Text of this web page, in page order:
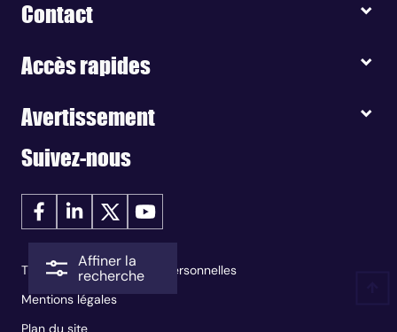
Affiner la
recherche
Contact
Accès rapides
Avertissement
Suivez-nous
Traitement des données personnelles
Mentions légales
Plan du site